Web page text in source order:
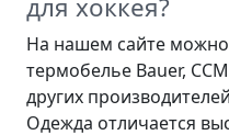
На нашем сайте можно
термобелье Bauer,
других
Одежда отличается